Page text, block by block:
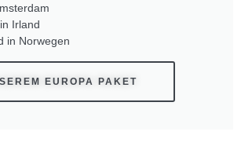
Irland
in Norwegen
EUROPA PAKET